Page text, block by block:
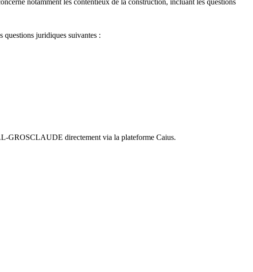
notamment les contentieux de la construction, incluant les questions
questions juridiques suivantes :
GROSCLAUDE directement via la plateforme Caius.